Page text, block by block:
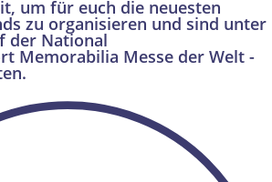
um für euch die neuesten
zu organisieren und sind unter
der National
Memorabilia Messe der Welt -